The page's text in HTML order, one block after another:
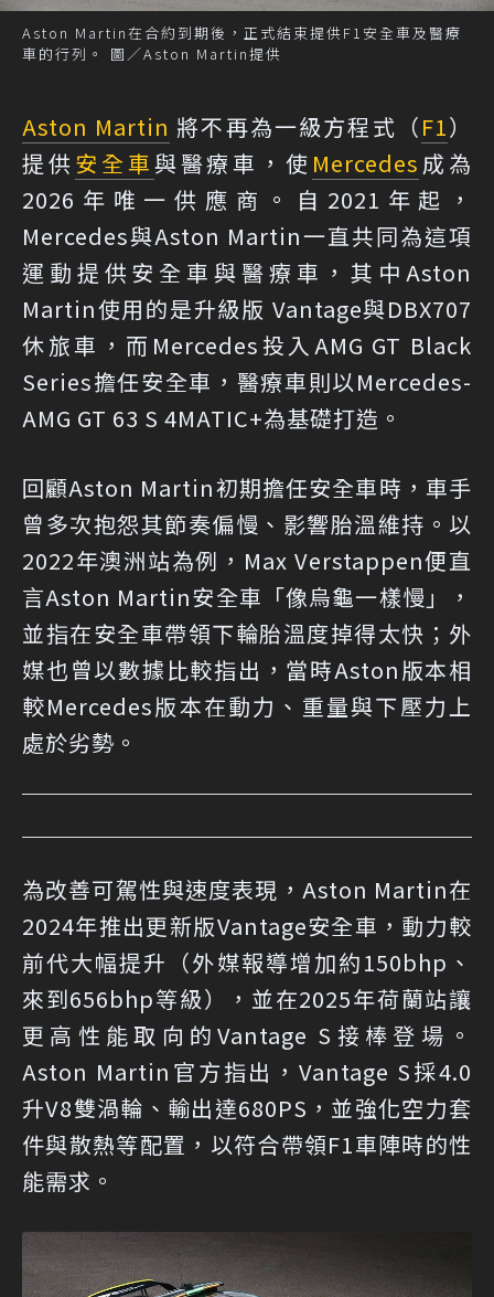
Aston Martin在合約到期後，正式結束提供F1安全車及醫療
車的行列。 圖／Aston Martin提供
Aston Martin 將不再為一級方程式（F1）
提供 安全車與醫療車，使 Mercedes 成為
2026年唯一供應商。自2021年起，
Mercedes與Aston Martin一直共同為這項
運動提供安全車與醫療車，其中Aston
Martin使用的是升級版 Vantage與DBX707
休旅車，而Mercedes投入AMG GT Black
Series擔任安全車，醫療車則以Mercedes-
AMG GT 63 S 4MATIC+為基礎打造。
回顧Aston Martin初期擔任安全車時，車手
曾多次抱怨其節奏偏慢、影響胎溫維持。以
2022年澳洲站為例，Max Verstappen便直
言Aston Martin安全車「像烏龜一樣慢」，
並指在安全車帶領下輪胎溫度掉得太快；外
媒也曾以數據比較指出，當時Aston版本相
較Mercedes版本在動力、重量與下壓力上
處於劣勢。
為改善可駕性與速度表現，Aston Martin在
2024年推出更新版Vantage安全車，動力較
前代大幅提升（外媒報導增加約150bhp、
來到656bhp等級），並在2025年荷蘭站讓
更高性能取向的Vantage S接棒登場。
Aston Martin官方指出，Vantage S採4.0
升V8雙渦輪、輸出達680PS，並強化空力套
件與散熱等配置，以符合帶領F1車陣時的性
能需求。